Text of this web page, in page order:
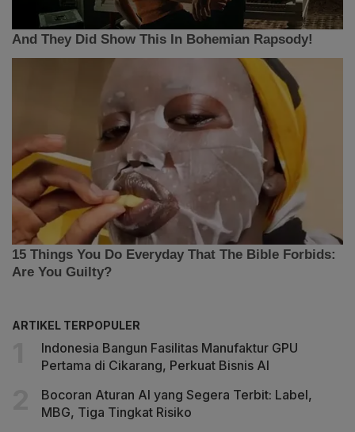
ARTIKEL TERPOPULER
Indonesia Bangun Fasilitas Manufaktur GPU
Pertama di Cikarang, Perkuat Bisnis AI
Bocoran Aturan AI yang Segera Terbit: Label,
MBG, Tiga Tingkat Risiko